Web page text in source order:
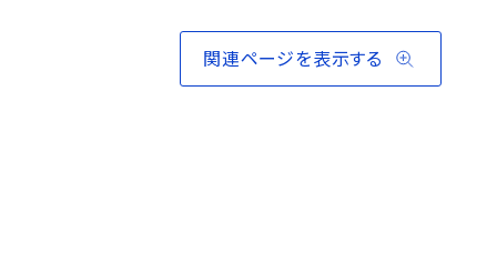
関連ページを表示する